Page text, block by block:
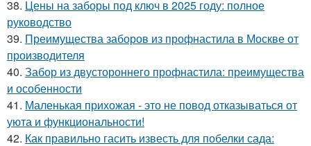
38. Цены на заборы под ключ в 2025 году: полное
руководство
39. Преимущества заборов из профнастила в Москве от
производителя
40. Забор из двустороннего профнастила: преимущества
и особенности
41. Маленькая прихожая - это не повод отказываться от
уюта и функциональности!
42. Как правильно гасить известь для побелки сада: